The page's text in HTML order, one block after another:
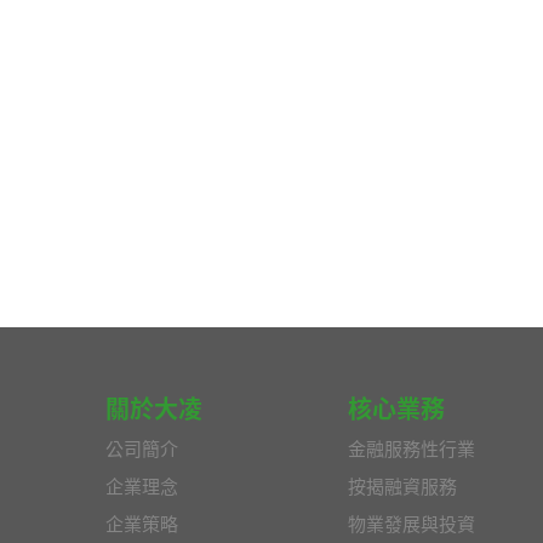
關於大凌
公司簡介
企業理念
企業策略
核心業務
金融服務性行業
按揭融資服務
物業發展與投資